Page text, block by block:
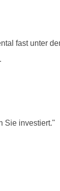
fast unter
Sie investiert."